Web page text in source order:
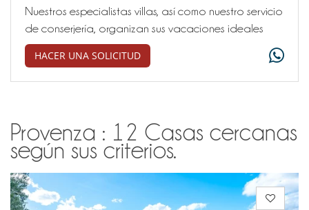
Nuestros especialistas villas, así como nuestro servicio
de conserjería, organizan sus vacaciones ideales
HACER UNA SOLICITUD
Provenza : 12 Casas cercanas
según sus criterios.